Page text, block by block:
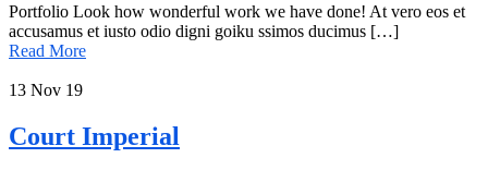
Portfolio Look how wonderful work we have done! At vero eos et
accusamus et iusto odio digni goiku ssimos ducimus […]
Read More
13 Nov 19
Court Imperial